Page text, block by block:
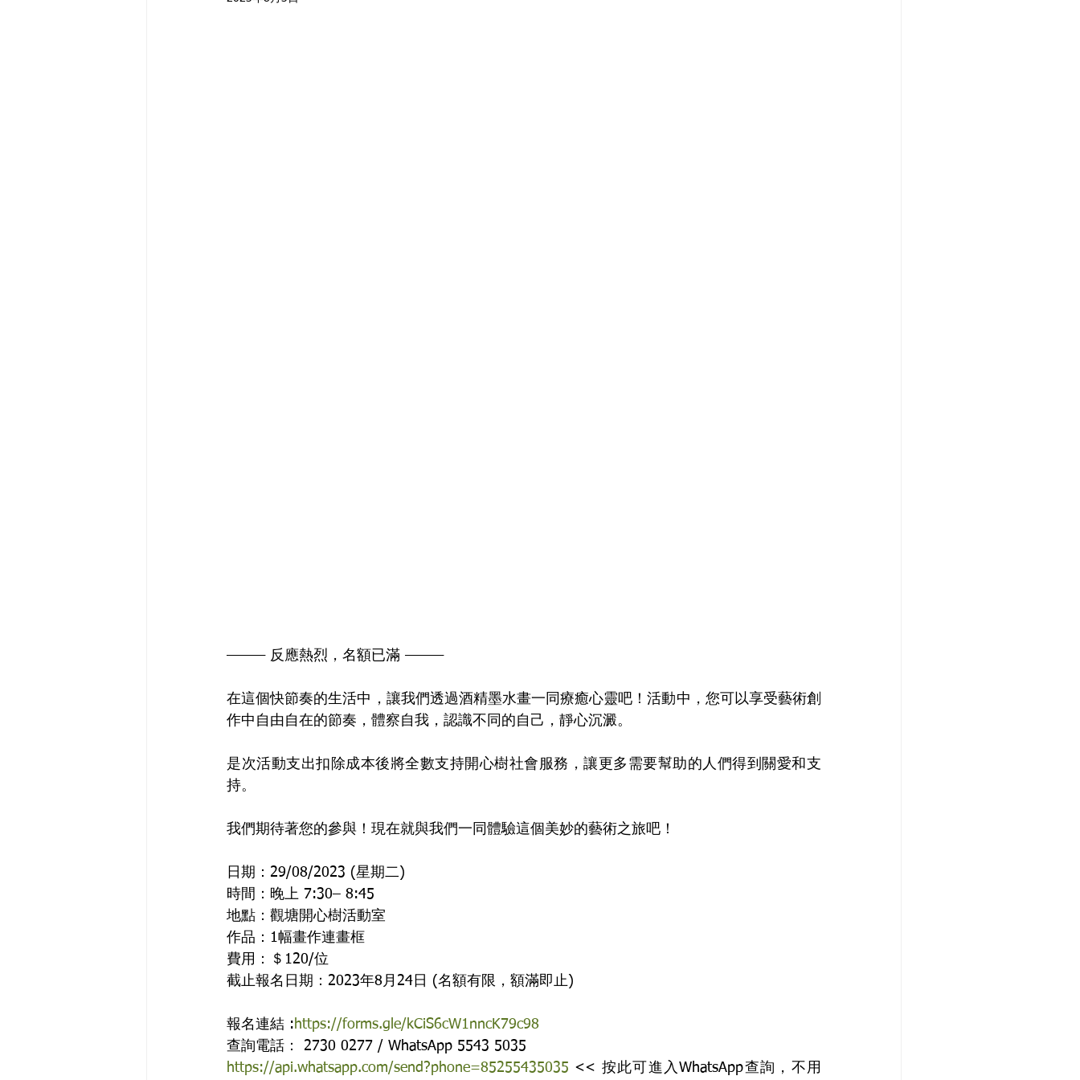
——— 反應熱烈，名額已滿 ———
在這個快節奏的生活中，讓我們透過酒精墨水畫一同療癒心靈吧！活動中，您可以享受藝術創
作中自由自在的節奏，體察自我，認識不同的自己，靜心沉澱。
是次活動支出扣除成本後將全數支持開心樹社會服務，讓更多需要幫助的人們得到關愛和支
持。
我們期待著您的參與！現在就與我們一同體驗這個美妙的藝術之旅吧！
日期：29/08/2023 (星期二)
時間：晚上 7:30– 8:45
地點：觀塘開心樹活動室
作品：1幅畫作連畫框
費用：＄120/位
截止報名日期：2023年8月24日 (名額有限，額滿即止)
報名連結 :https://forms.gle/kCiS6cW1nncK79c98
查詢電話： 2730 0277 / WhatsApp 5543 5035
https://api.whatsapp.com/send?phone=85255435035 << 按此可進入WhatsApp查詢，不用